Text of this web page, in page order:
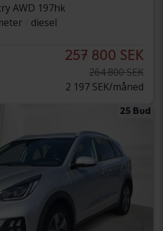
AWD 197hk
diesel
257 800 SEK
264 800 SEK
2 197 SEK/måned
25 Bud